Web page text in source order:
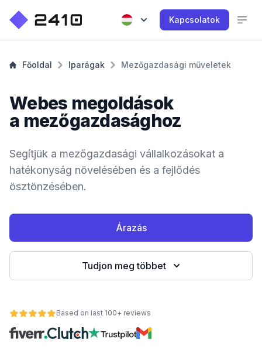
Kapcsolatok
Főoldal Iparágak Mezőgazdasági műveletek
Webes megoldások
a mezőgazdasághoz
Segítjük a mezőgazdasági vállalkozásokat a
hatékonyság növelésében és a fejlődés
ösztönzésében.
Árazás
Tudjon meg többet
Based on last 100+ reviews